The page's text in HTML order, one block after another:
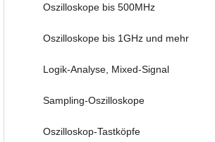
Oszilloskope bis 500MHz
Oszilloskope bis 1GHz und mehr
Logik-Analyse, Mixed-Signal
Sampling-Oszilloskope
Oszilloskop-Tastköpfe